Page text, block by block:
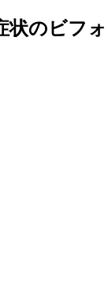
のビフ